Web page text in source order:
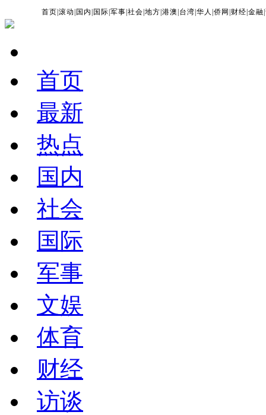
首页 |滚动 国内 国际 |军事 |社会 |地方 |港澳 台湾 |华人 |侨网 财经 |金融 |
首页
最新
热点
国内
社会
国际
军事
文娱
体育
财经
访谈